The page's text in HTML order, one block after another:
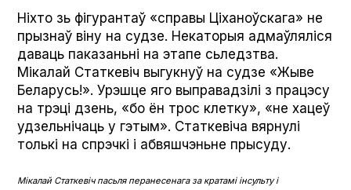
Ніхто зь фігурантаў «справы Ціханоўскага» не
прызнаў віну на судзе. Некаторыя адмаўляліся
даваць паказаньні на этапе сьледзтва.
Мікалай Статкевіч выгукнуў на судзе «Жыве
Беларусь!». Урэшце яго выправадзілі з працэсу
на трэці дзень, «бо ён трос клетку», «не хацеў
удзельнічаць у гэтым». Статкевіча вярнулі
толькі на спрэчкі і абвяшчэньне прысуду.
Мікалай Статкевіч пасьля перанесенага за кратамі інсульту і